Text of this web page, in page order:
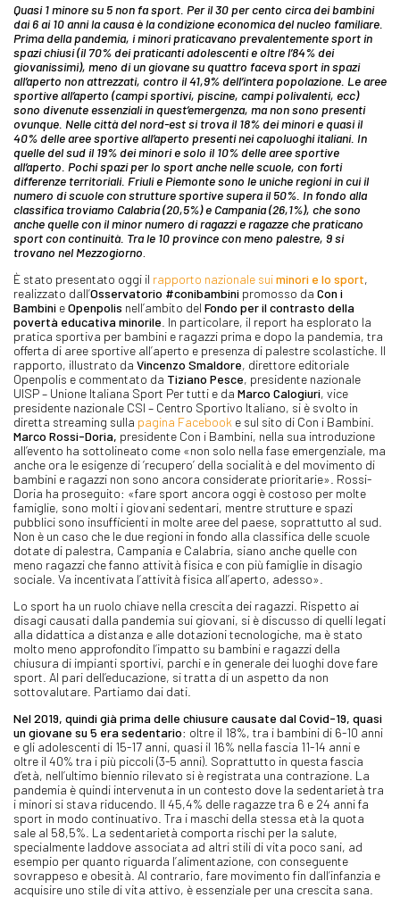
Quasi 1 minore su 5 non fa sport. Per il 30 per cento circa dei bambini
dai 6 ai 10 anni la causa è la condizione economica del nucleo familiare.
Prima della pandemia, i minori praticavano prevalentemente sport in
spazi chiusi (il 70% dei praticanti adolescenti e oltre l’84% dei
giovanissimi), meno di un giovane su quattro faceva sport in spazi
all’aperto non attrezzati, contro il 41,9% dell’intera popolazione. Le aree
sportive all’aperto (campi sportivi, piscine, campi polivalenti, ecc)
sono divenute essenziali in quest’emergenza, ma non sono presenti
ovunque. Nelle città del nord-est si trova il 18% dei minori e quasi il
40% delle aree sportive all’aperto presenti nei capoluoghi italiani. In
quelle del sud il 19% dei minori e solo il 10% delle aree sportive
all’aperto. Pochi spazi per lo sport anche nelle scuole, con forti
differenze territoriali. Friuli e Piemonte sono le uniche regioni in cui il
numero di scuole con strutture sportive supera il 50%. In fondo alla
classifica troviamo Calabria (20,5%) e Campania (26,1%), che sono
anche quelle con il minornumero di ragazzi e ragazze che praticano
sport con continuità. Tra le 10 province con meno palestre, 9 si
trovano nel Mezzogiorno
È stato presentato oggi il rapporto nazionale suiminori e lo sport,
realizzato dall’Osservatorio #conibambini promosso da Con i
Bambini eOpenpolis nell’ambito del Fondo per il contrasto della
povertà educativa minorile . In particolare, il report ha esplorato la
pratica sportiva per bambini e ragazzi prima e dopo la pandemia, tra
offerta di aree sportive all’aperto e presenza di palestre scolastiche. Il
rapporto, illustrato da Vincenzo Smaldore, direttore editoriale
Openpolis e commentato da Tiziano Pesce, presidente nazionale
UISP – Unione Italiana Sport Per tutti e da Marco Calogiuri, vice
presidente nazionale CSI – Centro Sportivo Italiano, si è svolto in
diretta streaming sulla pagina Facebook e sul sito di Con i Bambini.
Marco Rossi-Doria, presidente Con i Bambini, nella sua introduzione
all’evento ha sottolineato come «non solo nella fase emergenziale, ma
anche ora le esigenze di ‘recupero’ della socialità e del movimento di
bambini e ragazzi non sono ancora considerate prioritarie». Rossi-
Doria ha proseguito: «fare sport ancora oggi è costoso per molte
famiglie, sono molti i giovani sedentari, mentre strutture e spazi
pubblici sono insufficienti in molte aree del paese, soprattutto al sud.
Non è un caso che le due regioni in fondo alla classifica delle scuole
dotate di palestra, Campania e Calabria, siano anche quelle con
meno ragazzi che fanno attività fisica e con più famiglie in disagio
sociale. Va incentivata l’attività fisica all’aperto, adesso».
Lo sport ha un ruolo chiave nella crescita dei ragazzi. Rispetto ai
disagi causati dalla pandemia sui giovani, si è discusso di quelli legati
alla didattica a distanza e alle dotazioni tecnologiche, ma è stato
molto meno approfondito l’impatto su bambini e ragazzi della
chiusura di impianti sportivi, parchi e in generale dei luoghi dove fare
sport. Al pari dell’educazione, si tratta di un aspetto da non
sottovalutare. Partiamo dai dati.
Nel 2019, quindi già prima delle chiusure causate dal Covid-19, quasi
un giovane su 5 era sedentario: oltre il 18%, tra i bambini di 6-10 anni
e gli adolescenti di 15-17 anni, quasi il 16% nella fascia 11-14 anni e
oltre il 40% tra i più piccoli (3-5 anni). Soprattutto in questa fascia
d’età, nell’ultimo biennio rilevato si è registrata una contrazione. La
pandemia è quindi intervenuta in un contesto dove la sedentarietà tra
i minori si stava riducendo. Il 45,4% delle ragazze tra 6 e 24 anni fa
sport in modo continuativo. Tra i maschi della stessa età la quota
sale al 58,5%. La sedentarietà comporta rischi per la salute,
specialmente laddove associata ad altri stili di vita poco sani, ad
esempio per quanto riguarda l’alimentazione, con conseguente
sovrappeso e obesità. Al contrario, fare movimento fin dall’infanzia e
acquisire uno stile di vita attivo, è essenziale per una crescita sana.